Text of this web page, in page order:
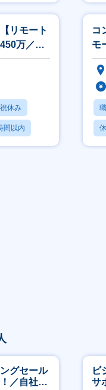
リモート
万／一
休み
間以内
コ
モ
万
グセール
／自社サ
ビ
サ